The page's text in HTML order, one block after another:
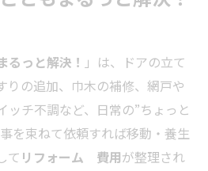
るっと解決！ 」は、ドアの立て
りの追加、巾木の補修、網戸や
ッチ不調など、日常の”ちょっと
を束ねて依頼すれば移動・養生
てリフォーム 費用が整理され